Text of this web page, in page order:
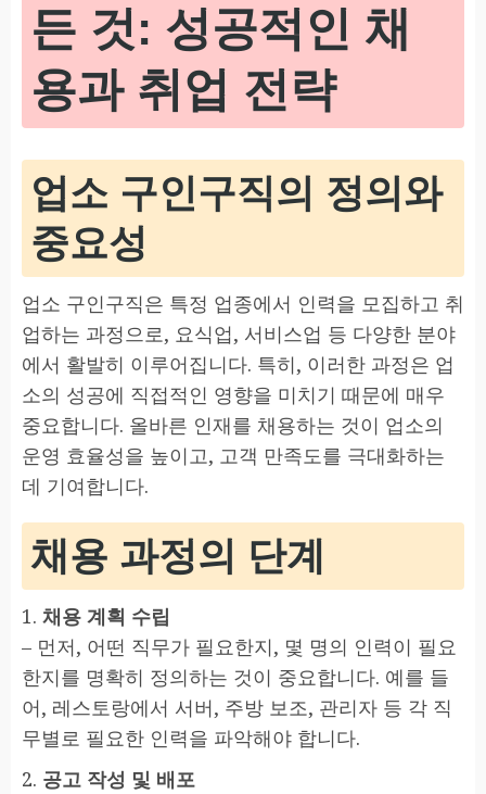
든 것: 성공적인 채
용과 취업 전략
업소 구인구직의 정의와
중요성
업소 구인구직은 특정 업종에서 인력을 모집하고 취
업하는 과정으로, 요식업, 서비스업 등 다양한 분야
에서 활발히 이루어집니다. 특히, 이러한 과정은 업
소의 성공에 직접적인 영향을 미치기 때문에 매우
중요합니다. 올바른 인재를 채용하는 것이 업소의
운영 효율성을 높이고, 고객 만족도를 극대화하는
데 기여합니다.
채용 과정의 단계
1. 채용 계획 수립
– 먼저, 어떤 직무가 필요한지, 몇 명의 인력이 필요
한지를 명확히 정의하는 것이 중요합니다. 예를 들
어, 레스토랑에서 서버, 주방 보조, 관리자 등 각 직
무별로 필요한 인력을 파악해야 합니다.
2. 공고 작성 및 배포